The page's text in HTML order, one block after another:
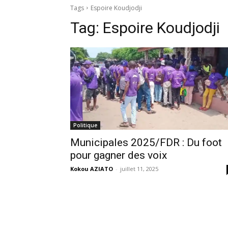
Tags Espoire Koudjodji
Tag: Espoire Koudjodji
Politique
Municipales 2025/FDR : Du foot
pour gagner des voix
Kokou AZIATO - juillet 11, 2025